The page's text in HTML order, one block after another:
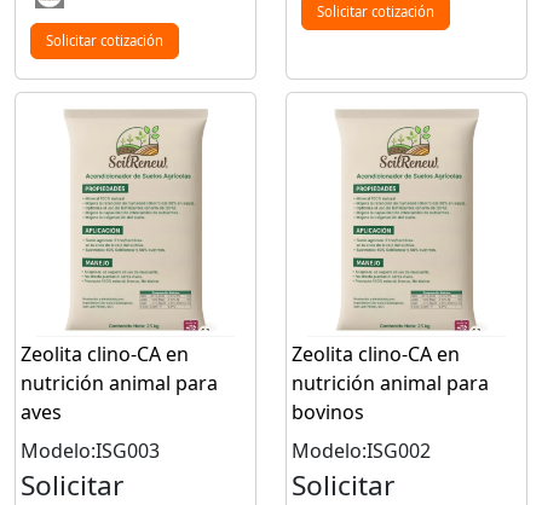
Solicitar cotización
Solicitar cotización
Zeolita clino-CA en
nutrición animal para
aves
Modelo:ISG003
Solicitar
Zeolita clino-CA en
nutrición animal para
bovinos
Modelo:ISG002
Solicitar